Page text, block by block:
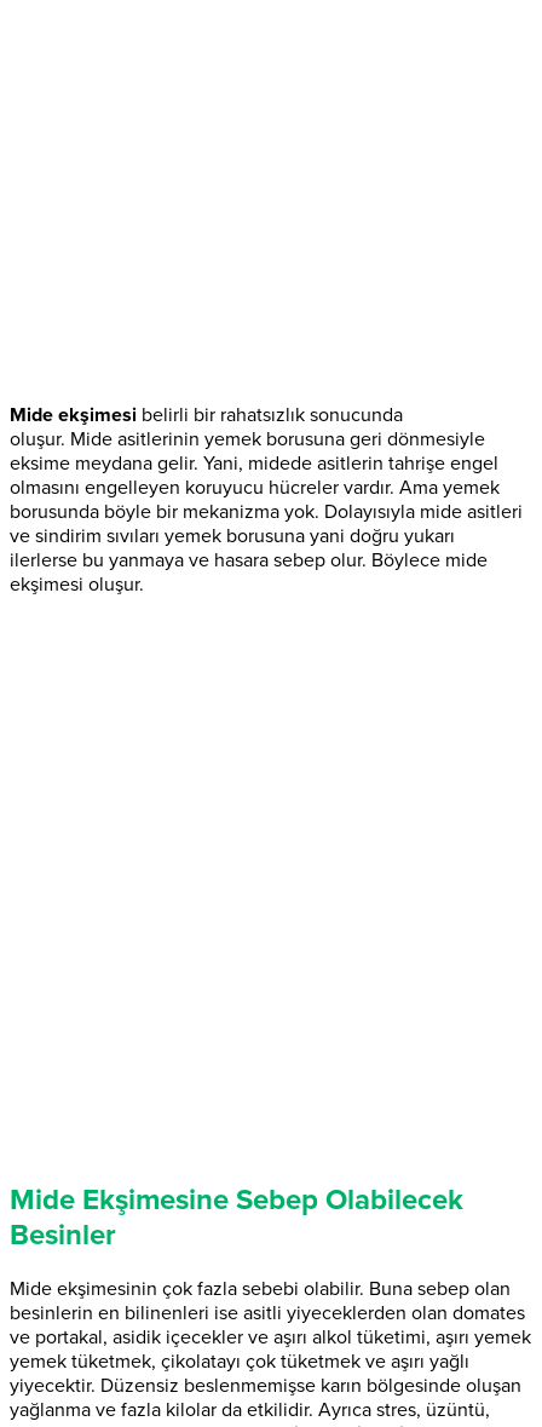
Mide ekşimesi belirli bir rahatsızlık sonucunda
oluşur. Mide asitlerinin yemek borusuna geri dönmesiyle
eksime meydana gelir. Yani, midede asitlerin tahrişe engel
olmasını engelleyen koruyucu hücreler vardır. Ama yemek
borusunda böyle bir mekanizma yok. Dolayısıyla mide asitleri
ve sindirim sıvıları yemek borusuna yani doğru yukarı
ilerlerse bu yanmaya ve hasara sebep olur. Böylece mide
ekşimesi oluşur.
Mide Ekşimesine Sebep Olabilecek
Besinler
Mide ekşimesinin çok fazla sebebi olabilir. Buna sebep olan
besinlerin en bilinenleri ise asitli yiyeceklerden olan domates
ve portakal, asidik içecekler ve aşırı alkol tüketimi, aşırı yemek
yemek tüketmek, çikolatayı çok tüketmek ve aşırı yağlı
yiyecektir. Düzensiz beslenmemişse karın bölgesinde oluşan
yağlanma ve fazla kilolar da etkilidir. Ayrıca stres, üzüntü,